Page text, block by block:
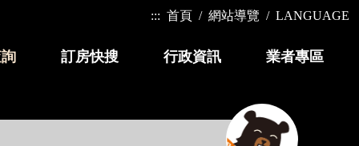
::: 首頁 網站導覽 LANGUAGE
訂房快搜 行政資訊 業者專區